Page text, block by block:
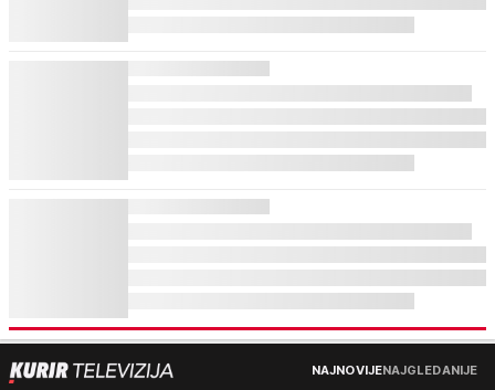
NAJNOVIJENAJGLEDANIJE